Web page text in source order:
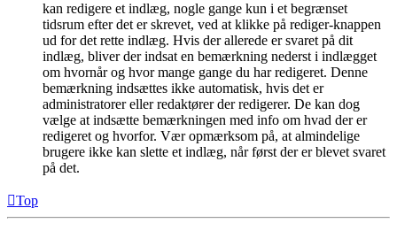
kan redigere et indlæg, nogle gange kun i et begrænset
tidsrum efter det er skrevet, ved at klikke på rediger-knappen
ud for det rette indlæg. Hvis der allerede er svaret på dit
indlæg, bliver der indsat en bemærkning nederst i indlægget
om hvornår og hvor mange gange du har redigeret. Denne
bemærkning indsættes ikke automatisk, hvis det er
administratorer eller redaktører der redigerer. De kan dog
vælge at indsætte bemærkningen med info om hvad der er
redigeret og hvorfor. Vær opmærksom på, at almindelige
brugere ikke kan slette et indlæg, når først der er blevet svaret
på det.
Top